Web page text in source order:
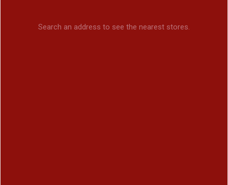
Search an address to see the nearest stores.